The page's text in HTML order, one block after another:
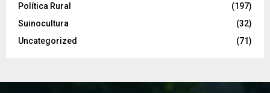
Política Rural
(197)
Suinocultura
(32)
Uncategorized
(71)